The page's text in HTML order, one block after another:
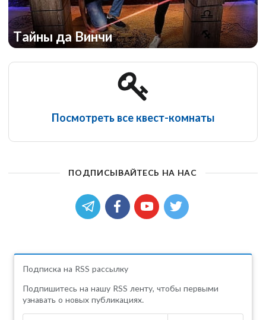
Тайны да Винчи
Посмотреть все квест-комнаты
ПОДПИСЫВАЙТЕСЬ НА НАС
Подписка на RSS рассылку
Подпишитесь на нашу RSS ленту, чтобы первыми
узнавать о новых публикациях.